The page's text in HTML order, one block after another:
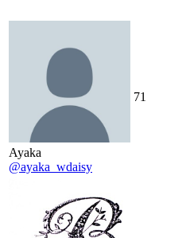
Ayaka
@ayaka_wdaisy
71